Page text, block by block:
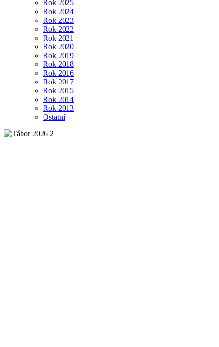
Rok 2025
Rok 2024
Rok 2023
Rok 2022
Rok 2021
Rok 2020
Rok 2019
Rok 2018
Rok 2016
Rok 2017
Rok 2015
Rok 2014
Rok 2013
Ostatní